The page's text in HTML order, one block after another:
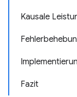
Kausale
Fazit